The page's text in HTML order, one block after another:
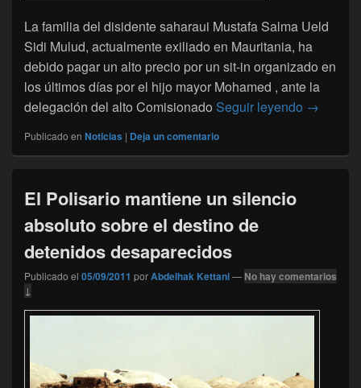
La familia del disidente saharaui Mustafa Salma Ueld
Sidi Mulud, actualmente exiliado en Mauritania, ha
debido pagar un alto precio por un sit-in organizado en
los últimos días por el hijo mayor Mohamed , ante la
delegación del alto Comisionado Seguir leyendo →
Publicado en Noticias | Deja un comentario
El Polisario mantiene un silencio
absoluto sobre el destino de
detenidos desaparecidos
Publicado el 05/09/2011 porAbdelhak Kettani— No hay comentarios
↓